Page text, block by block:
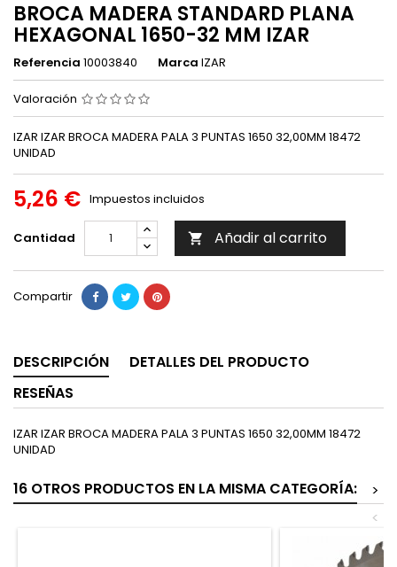
BROCA MADERA STANDARD PLANA
HEXAGONAL 1650-32 MM IZAR
Referencia 10003840 Marca IZAR
Valoración
IZAR IZAR BROCA MADERA PALA 3 PUNTAS 1650 32,00MM 18472
UNIDAD
5,26 € Impuestos incluidos
Cantidad  Añadir al carrito
Compartir
DESCRIPCIÓN
DETALLES DEL PRODUCTO
RESEÑAS
IZAR IZAR BROCA MADERA PALA 3 PUNTAS 1650 32,00MM 18472
UNIDAD
16 OTROS PRODUCTOS EN LA MISMA CATEGORÍA:
>
<